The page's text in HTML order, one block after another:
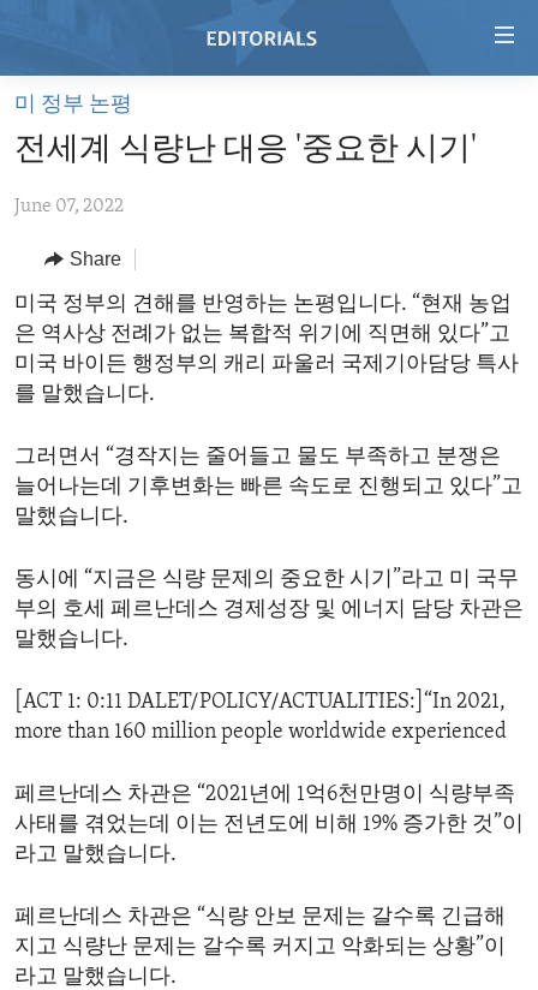
Skip
main
Skip
Navigation
Skip
to
Search
HOME
VIDEO
RADIO
REGIONS
AFRICA
AMERICAS
ASIA
MIDDLE EAST
TOPICS
HUMAN RIGHTS
SECURITY AND DEFENSE
DEMOCRACY AND GOVERNANCE
ECONOMY AND TRADE
IDEALS AND INSTITUTIONS
ARCHIVE
ABOUT US
FOLLOW US
미 정부 논평
전세계 식량난 대응 '중요한 시기'
June 07, 2022
Share
미국 정부의 견해를 반영하는 논평입니다. “현재 농업
은 역사상 전례가 없는 복합적 위기에 직면해 있다”고
미국 바이든 행정부의 캐리 파울러 국제기아담당 특사
를 말했습니다.
그러면서 “경작지는 줄어들고 물도 부족하고 분쟁은
늘어나는데 기후변화는 빠른 속도로 진행되고 있다”고
말했습니다.
동시에 “지금은 식량 문제의 중요한 시기”라고 미 국무
부의 호세 페르난데스 경제성장 및 에너지 담당 차관은
말했습니다.
[ACT 1: 0:11 DALET/POLICY/ACTUALITIES:]“In 2021,
more than 160 million people worldwide experienced
페르난데스 차관은 “2021년에 1억6천만명이 식량부족
사태를 겪었는데 이는 전년도에 비해 19% 증가한 것”이
라고 말했습니다.
페르난데스 차관은 “식량 안보 문제는 갈수록 긴급해
지고 식량난 문제는 갈수록 커지고 악화되는 상황”이
라고 말했습니다.